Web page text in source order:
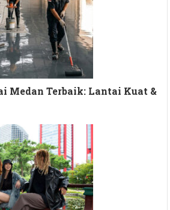
Medan Terbaik: Lantai Kuat &